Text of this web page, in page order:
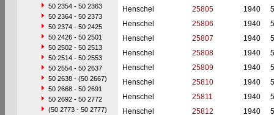
50 2354 - 50 2363
50 2364 - 50 2373
50 2374 - 50 2425
50 2426 - 50 2501
50 2502 - 50 2513
50 2514 - 50 2553
50 2554 - 50 2637
50 2638 - (50 2667)
50 2668 - 50 2691
50 2692 - 50 2772
(50 2773 - 50 2777)
Henschel
25805 1940
Henschel
25806 1940
Henschel
25807 1940
Henschel
25808 1940
Henschel
25809 1940
Henschel
25810 1940
Henschel
25811 1940
Henschel
25812 1940